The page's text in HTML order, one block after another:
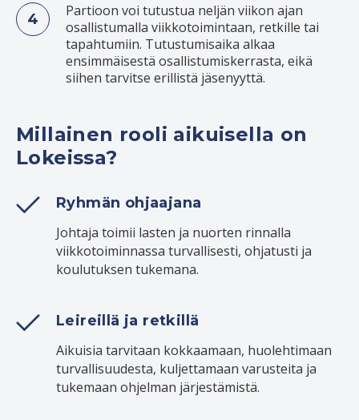
Partioon voi tutustua neljän viikon ajan
osallistumalla viikkotoimintaan, retkille tai
tapahtumiin. Tutustumisaika alkaa
ensimmäisestä osallistumiskerrasta, eikä
siihen tarvitse erillistä jäsenyyttä.
Millainen rooli aikuisella on
Lokeissa?
Ryhmän ohjaajana
Johtaja toimii lasten ja nuorten rinnalla
viikkotoiminnassa turvallisesti, ohjatusti ja
koulutuksen tukemana.
Leireillä ja retkillä
Aikuisia tarvitaan kokkaamaan, huolehtimaan
turvallisuudesta, kuljettamaan varusteita ja
tukemaan ohjelman järjestämistä.